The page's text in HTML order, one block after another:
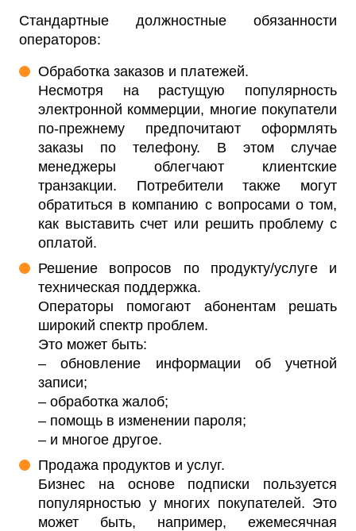
Стандартные должностные обязанности
операторов:
Обработка заказов и платежей.
Несмотря на растущую популярность
электронной коммерции, многие покупатели
по-прежнему предпочитают оформлять
заказы по телефону. В этом случае
менеджеры облегчают клиентские
транзакции. Потребители также могут
обратиться в компанию с вопросами о том,
как выставить счет или решить проблему с
оплатой.
Решение вопросов по продукту/услуге и
техническая поддержка.
Операторы помогают абонентам решать
широкий спектр проблем.
Это может быть:
– обновление информации об учетной
записи;
– обработка жалоб;
– помощь в изменении пароля;
– и многое другое.
Продажа продуктов и услуг.
Бизнес на основе подписки пользуется
популярностью у многих покупателей. Это
может быть, например, ежемесячная